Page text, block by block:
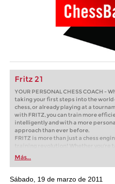
Fritz 21
YOUR PERSONAL CHESS COACH -
taking your first steps into the world
chess, or already playing at a
with FRITZ, you can train more
intelligently and with a more
approach than ever before.
FRITZ is more than just a chess
training revolution! Whether you’re
first steps into the world of club
playing at a tournament level: with
train more efficiently, intelligently
more personalised approach than
Más...
Sábado, 19 de marzo de 2011